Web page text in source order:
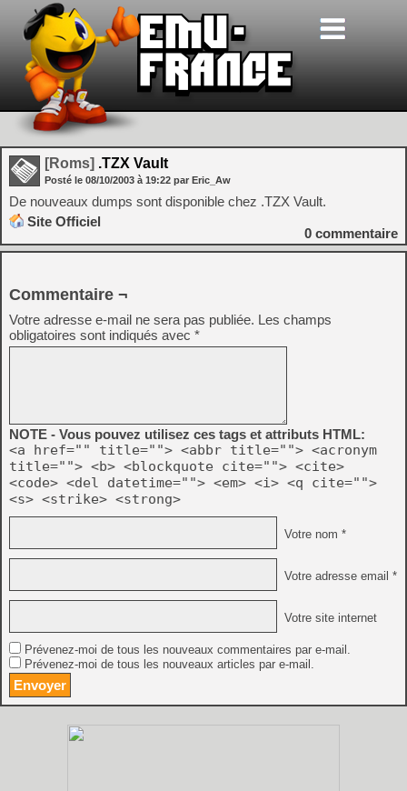
[Roms] .TZX Vault
Posté le 08/10/2003 à 19:22 par Eric_Aw
De nouveaux dumps sont disponible chez .TZX Vault.
Site Officiel
0 commentaire
Commentaire ¬
Votre adresse e-mail ne sera pas publiée. Les champs
obligatoires sont indiqués avec *
NOTE - Vous pouvez utilisez ces tags et attributs HTML:
<a href="" title=""> <abbr title=""> <acronym
title=""> <b> <blockquote cite=""> <cite>
<code> <del datetime=""> <em> <i> <q cite="">
<s> <strike> <strong>
Votre nom *
Votre adresse email *
Votre site internet
Prévenez-moi de tous les nouveaux commentaires par e-mail.
Prévenez-moi de tous les nouveaux articles par e-mail.